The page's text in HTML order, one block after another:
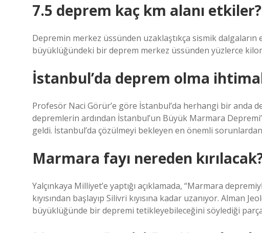
7.5 deprem kaç km alanı etkiler?
Depremin merkez üssünden uzaklaştıkça sismik dalgaların
büyüklüğündeki bir deprem merkez üssünden yüzlerce
İstanbul’da deprem olma
Profesör Naci Görür’e göre İstanbul’da herhangi bir anda
depremlerin ardından İstanbul’un Büyük Marmara
geldi. İstanbul’da çözülmeyi bekleyen en önemli
Marmara fayı nereden
Yalçınkaya Milliyet’e yaptığı açıklamada, “Marmara
kıyısından başlayıp Silivri kıyısına kadar uzanıyor. Alman
büyüklüğünde bir depremi tetikleyebileceğini söylediği